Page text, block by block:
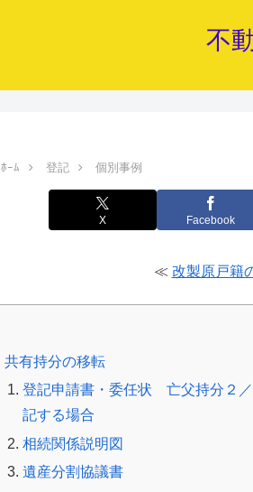
不
ﾎｰﾑ 登記 個別事例
X Facebook
≪ 改製原戸籍
共有持分の移転
登記申請書・委任状 亡父持分２
記する場合
相続関係説明図
遺産分割協議書